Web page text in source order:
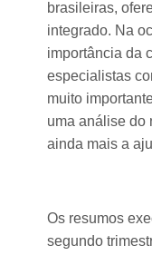
brasileiras,
integrado. Na
importância da
especialistas
muito
uma análise do
ainda mais a
Os resumos
segundo